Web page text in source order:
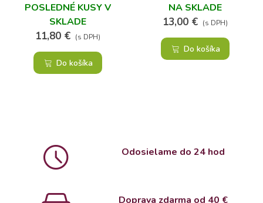
POSLEDNÉ KUSY V
SKLADE
11,80 € (s DPH)
Do košíka
NA SKLADE
13,00 € (s DPH)
Do košíka
Odosielame do 24 hod
Doprava zdarma od 40 €